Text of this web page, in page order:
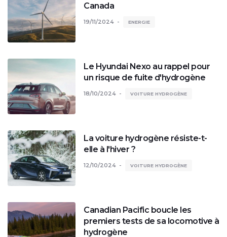
Canada
19/11/2024 ENERGIE
Le Hyundai Nexo au rappel pour
un risque de fuite d'hydrogène
18/10/2024 VOITURE HYDROGÈNE
La voiture hydrogène résiste-t-
elle à l'hiver ?
12/10/2024 VOITURE HYDROGÈNE
Canadian Pacific boucle les
premiers tests de sa locomotive à
hydrogène